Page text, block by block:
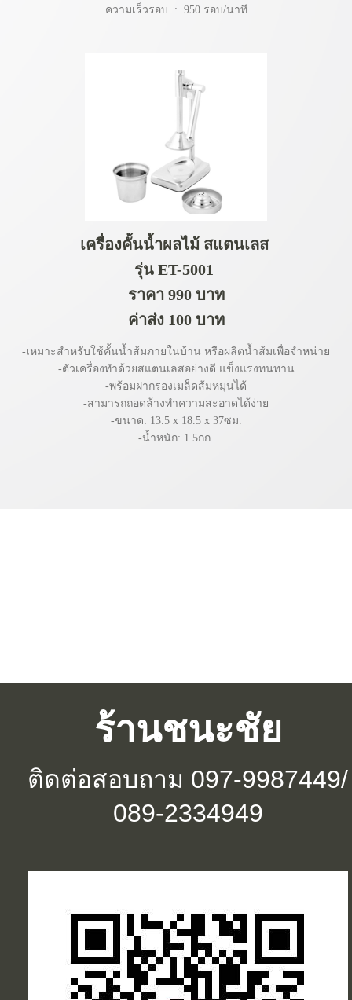
ความเร็วรอบ : 950 รอบ/นาที
เครื่องคั้นน้ำผลไม้ สแตนเลส
รุ่น ET-5001
ราคา 990 บาท
ค่าส่ง 100 บาท
-เหมาะสำหรับใช้คั้นน้ำส้มภายในบ้าน หรือผลิตน้ำส้มเพื่อจำหน่าย
-ตัวเครื่องทำด้วยสแตนเลสอย่างดี แข็งแรงทนทาน
-พร้อมฝากรองเมล็ดส้มหมุนได้
-สามารถถอดล้างทำความสะอาดได้ง่าย
-ขนาด: 13.5 x 18.5 x 37ซม.
-น้ำหนัก: 1.5กก.
ร้านชนะชัย
ติดต่อสอบถาม 097-9987449/
089-2334949